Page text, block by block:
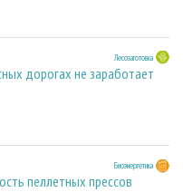
Лесозаготовка
дорогах не заработает
Биоэнергетика
пеллетных прессов